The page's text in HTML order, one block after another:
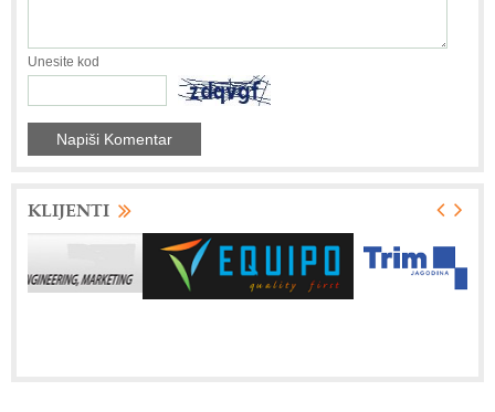
Unesite kod
KLIJENTI